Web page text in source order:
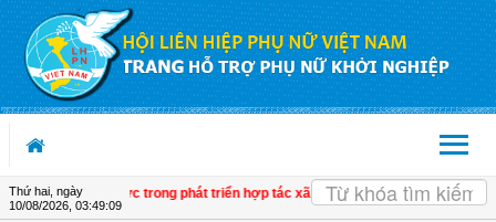
Truy cập nội dung luôn
Thứ hai, ngày
10/08/2026 03:49:09
biến tích cực trong phát triển hợp tác xã do phụ nữ tham gia quản lý | Tây
OK